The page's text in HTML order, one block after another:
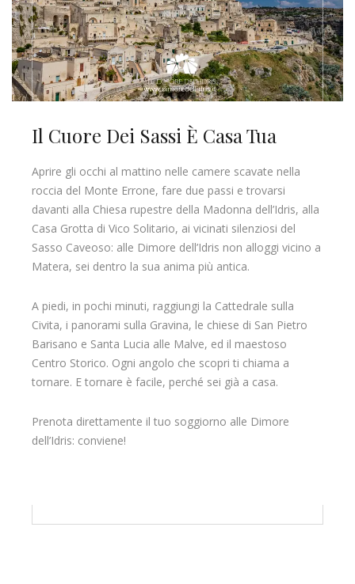
Il Cuore Dei Sassi È Casa Tua
Aprire gli occhi al mattino nelle camere scavate nella
roccia del Monte Errone, fare due passi e trovarsi
davanti alla Chiesa rupestre della Madonna dell’Idris, alla
Casa Grotta di Vico Solitario, ai vicinati silenziosi del
Sasso Caveoso: alle Dimore dell’Idris non alloggi vicino a
Matera, sei dentro la sua anima più antica.
A piedi, in pochi minuti, raggiungi la Cattedrale sulla
Civita, i panorami sulla Gravina, le chiese di San Pietro
Barisano e Santa Lucia alle Malve, ed il maestoso
Centro Storico. Ogni angolo che scopri ti chiama a
tornare. E tornare è facile, perché sei già a casa.
Prenota direttamente il tuo soggiorno alle Dimore
dell’Idris: conviene!